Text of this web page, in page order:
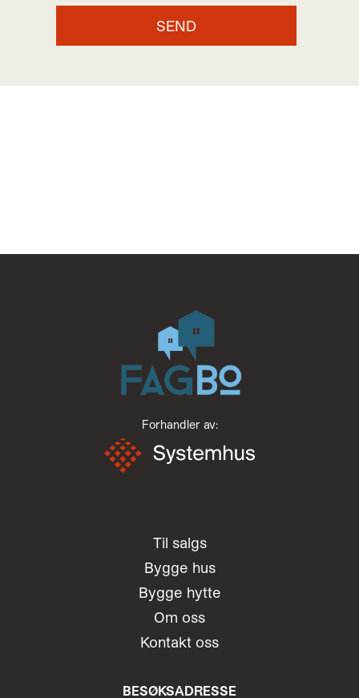
Forhandler av:
Til salgs
Bygge hus
Bygge hytte
Om oss
Kontakt oss
BESØKSADRESSE